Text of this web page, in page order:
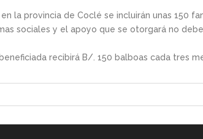
la provincia de Coclé se incluirán unas 150
sociales y el apoyo que se otorgará no
recibirá B/. 150 balboas cada tres